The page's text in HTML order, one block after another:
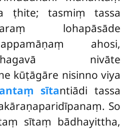
ṭhite; tasmiṃ tassa
lohapāsāde
ahosi,
nivāte
kūṭāgāre nisinno viya
sītantiādi tassa
So
sītaṃ bādhayittha,